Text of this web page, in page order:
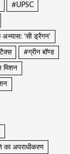
#UPSC
‘सी ड्रैगन’
#ग्रीन बॉण्ड
मिशन
का अपराधीकरण